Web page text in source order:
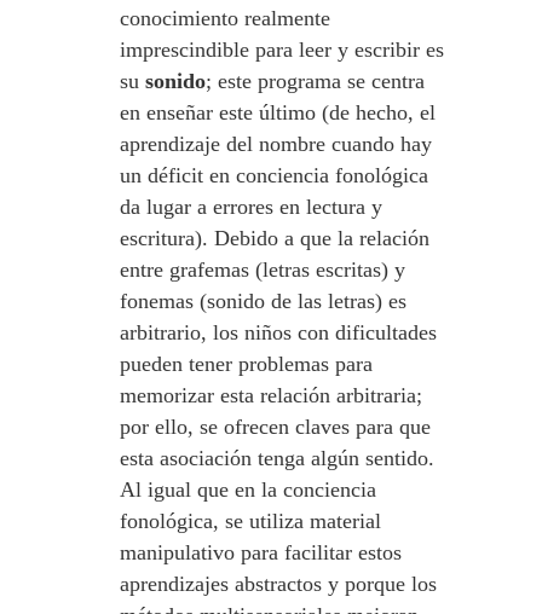
conocimiento realmente
imprescindible para leer y escribir es
su sonido; este programa se centra
en enseñar este último (de hecho, el
aprendizaje del nombre cuando hay
un déficit en conciencia fonológica
da lugar a errores en lectura y
escritura). Debido a que la relación
entre grafemas (letras escritas) y
fonemas (sonido de las letras) es
arbitrario, los niños con dificultades
pueden tener problemas para
memorizar esta relación arbitraria;
por ello, se ofrecen claves para que
esta asociación tenga algún sentido.
Al igual que en la conciencia
fonológica, se utiliza material
manipulativo para facilitar estos
aprendizajes abstractos y porque los